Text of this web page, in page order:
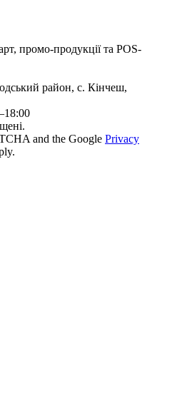
промо-продукції та POS-
район, с. Кінчеш,
and the Google Privacy